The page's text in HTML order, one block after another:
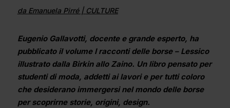
da Emanuela Pirré| CULTURE
Eugenio Gallavotti, docente e grande esperto, ha
pubblicato il volume I racconti delle borse – Lessico
illustrato dalla Birkin allo Zaino. Un libro pensato per
studenti di moda, addetti ai lavori e per tutti coloro
che desiderano immergersi nel mondo delle borse
per scoprirne storie, origini, design.